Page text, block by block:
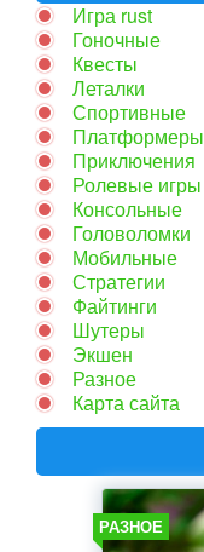
Игра rust
Гоночные
Квесты
Леталки
Спортивные
Платформеры
Приключения
Ролевые игры
Консольные
Головоломки
Мобильные
Стратегии
Файтинги
Шутеры
Экшен
Разное
Карта сайта
РАЗНОЕ